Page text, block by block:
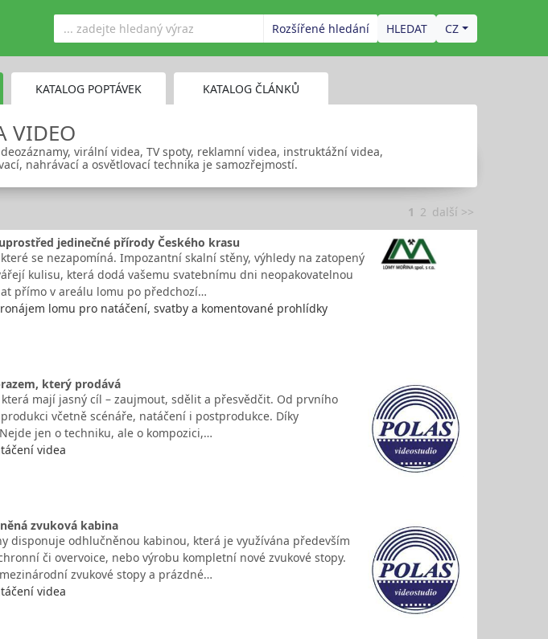
Rozšířené hledání CZ
KATALOG POPTÁVEK KATALOG ČLÁNKŮ
VIDEO
virální videa, TV spoty, reklamní videa, instruktážní videa,
nahrávací a osvětlovací technika je samozřejmostí.
1 2 další >>
jedinečné přírody Českého krasu
se nezapomíná. Impozantní skalní stěny, výhledy na zatopený
kulisu, která dodá vašemu svatebnímu dni neopakovatelnou
přímo v areálu lomu po předchozí…
lomu pro natáčení, svatby a komentované prohlídky
který prodává
mají jasný cíl – zaujmout, sdělit a přesvědčit. Od prvního
včetně scénáře, natáčení i postprodukce. Díky
jen o techniku, ale o kompozici,…
videa
zvuková kabina
disponuje odhlučněnou kabinou, která je využívána především
či overvoice, nebo výrobu kompletní nové zvukové stopy.
zvukové stopy a prázdné…
videa